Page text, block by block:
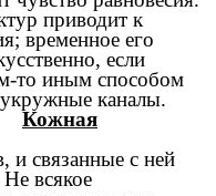
приводит к
временное его
если
то иным способом
каналы.
Кожная
и связанные с ней
всякое